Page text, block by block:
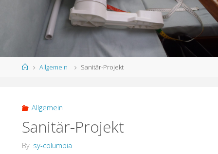
Allgemein Sanitär-Projekt
Allgemein
Sanitär-Projekt
By sy-columbia